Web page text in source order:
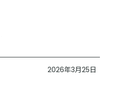
2026年3月25日